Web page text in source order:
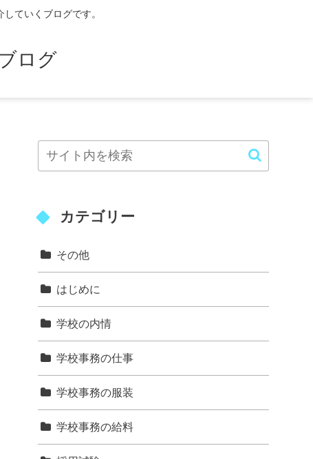
ていくブログです。
ログ
カテゴリー
その他
はじめに
学校の内情
学校事務の仕事
学校事務の服装
学校事務の給料